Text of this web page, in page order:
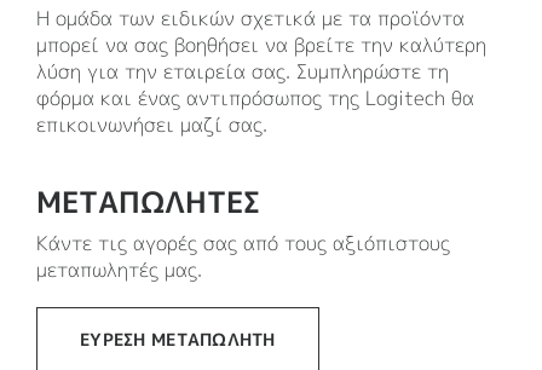
Η ομάδα των ειδικών σχετικά με τα προϊόντα
μπορεί να σας βοηθήσει να βρείτε την καλύτερη
λύση για την εταιρεία σας. Συμπληρώστε τη
φόρμα και ένας αντιπρόσωπος της Logitech θα
επικοινωνήσει μαζί σας.
ΜΕΤΑΠΩΛΗΤΕΣ
Κάντε τις αγορές σας από τους αξιόπιστους
μεταπωλητές μας.
ΕΎΡΕΣΗ ΜΕΤΑΠΩΛΗΤΉ